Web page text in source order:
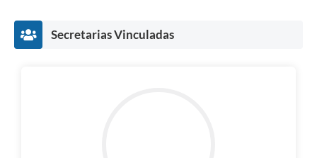
Secretarias Vinculadas